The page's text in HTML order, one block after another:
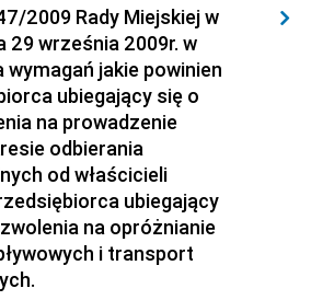
Ministra Rozwoju i Finansów
Wyższego Urzędu Górniczego
Prezesa Urzędu Transportu
Ministra Przedsiębiorczości i
Ministra Inwestycji i Rozwoju
Naczelnego Dyrektora Archiwów
2009 Rady Miejskiej w
29 września 2009r. w
jakie powinien
ubiegający się o
na prowadzenie
odbierania
od właścicieli
ubiegający
na opróżnianie
i transport